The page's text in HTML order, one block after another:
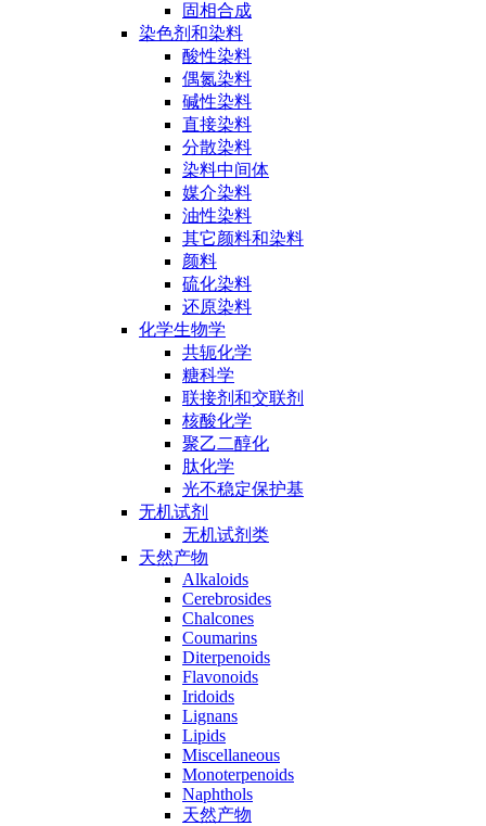
固相合成
染色剂和染料
酸性染料
偶氮染料
碱性染料
直接染料
分散染料
染料中间体
媒介染料
油性染料
其它颜料和染料
颜料
硫化染料
还原染料
化学生物学
共轭化学
糖科学
联接剂和交联剂
核酸化学
聚乙二醇化
肽化学
光不稳定保护基
无机试剂
无机试剂类
天然产物
Alkaloids
Cerebrosides
Chalcones
Coumarins
Diterpenoids
Flavonoids
Iridoids
Lignans
Lipids
Miscellaneous
Monoterpenoids
Naphthols
天然产物